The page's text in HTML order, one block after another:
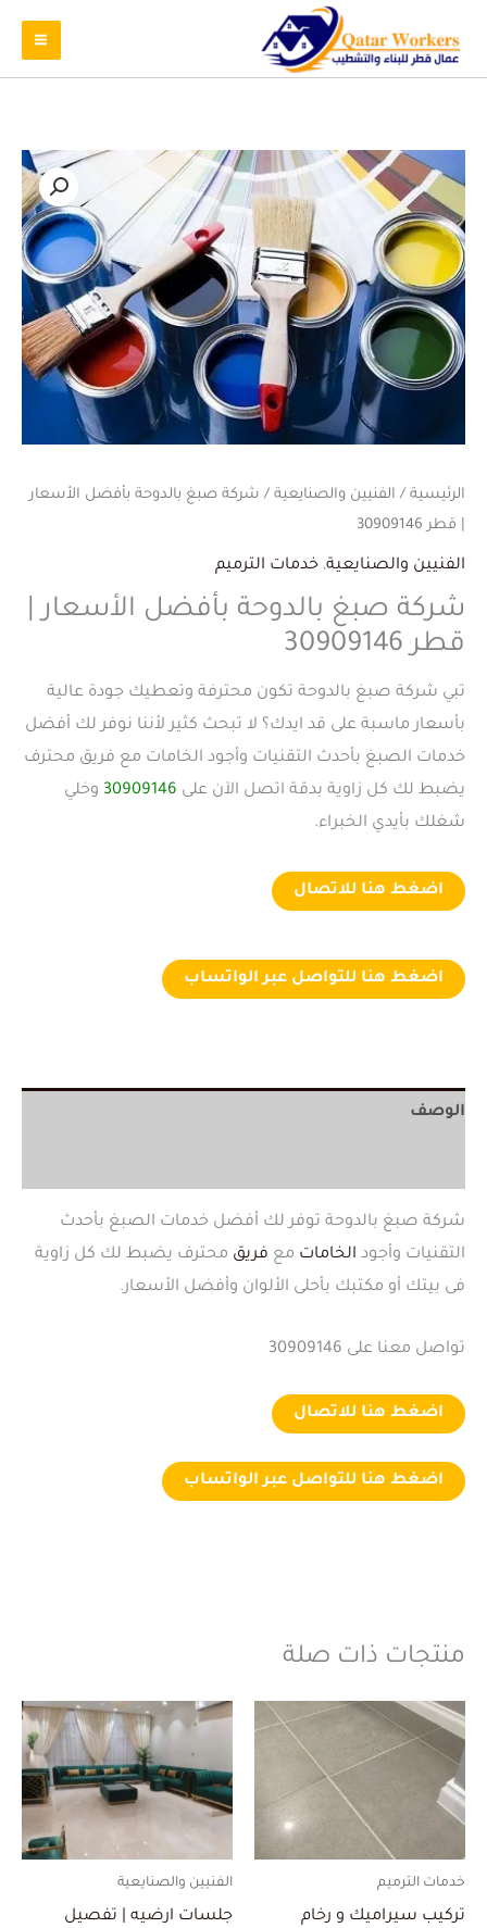
الرئيسية / الفنيين والصنايعية / شركة صبغ بالدوحة بأفضل الأسعار
| قطر 30909146
الفنيين والصنايعية, خدمات الترميم
شركة صبغ بالدوحة بأفضل الأسعار |
قطر 30909146
تبي شركة صبغ بالدوحة تكون محترفة وتعطيك جودة عالية
بأسعار ماسبة على قد ايدك؟ لا تبحث كثير لأننا نوفر لك أفضل
خدمات الصبغ بأحدث التقنيات وأجود الخامات مع فريق محترف
يضبط لك كل زاوية بدقة اتصل الآن على 30909146 وخلي
شغلك بأيدي الخبراء.
اضغط هنا للاتصال
اضغط هنا للتواصل عبر الواتساب
الوصف
شركة صبغ بالدوحة توفر لك أفضل خدمات الصبغ بأحدث
التقنيات وأجود الخامات مع فريق محترف يضبط لك كل زاوية
فى بيتك أو مكتبك بأحلى الألوان وأفضل الأسعار.
تواصل معنا على 30909146
اضغط هنا للاتصال
اضغط هنا للتواصل عبر الواتساب
منتجات ذات صلة
خدمات الترميم
تركيب سيراميك و رخام
الفنيين والصنايعية
جلسات ارضيه | تفصيل